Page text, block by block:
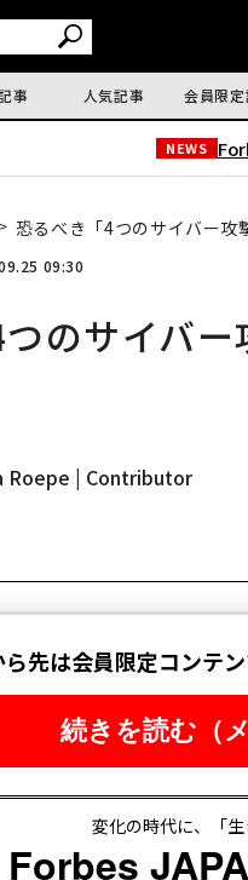
事 人気記事 会員限定
NEWS
恐るべき「4つのサイバー攻
09:30
のサイバ
Roepe | Contributor